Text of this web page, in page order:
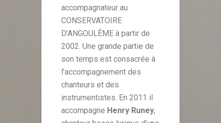
accompagnateur au
CONSERVATOIRE
D’ANGOULÊME à partir de
2002. Une grande partie de
son temps est consacrée à
l’accompagnement des
chanteurs et des
instrumentistes. En 2011 il
accompagne Henry Runey,